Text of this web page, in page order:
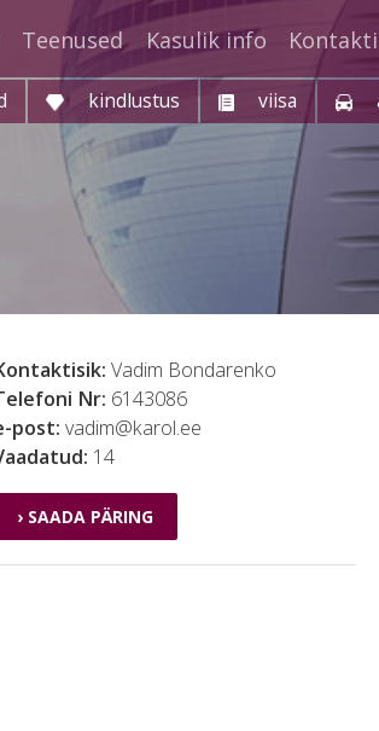
Teenused Kasulik info
kindlustus viisa
Vadim Bondarenko
Nr: 6143086
post: vadim@karol.ee
14
› SAADA PÄRING